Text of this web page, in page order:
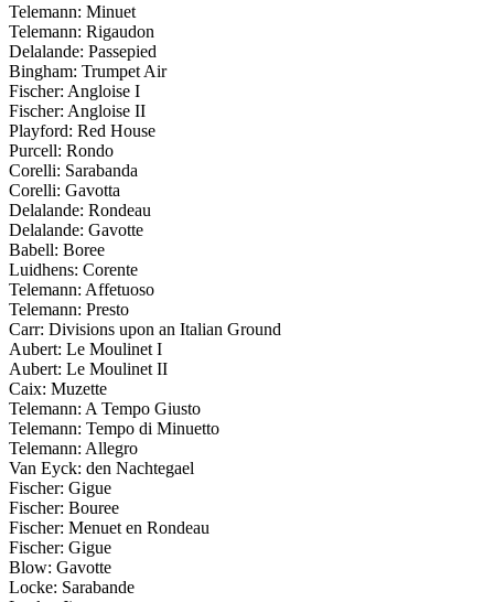
Telemann: Minuet
Telemann: Rigaudon
Delalande: Passepied
Bingham: Trumpet Air
Fischer: Angloise I
Fischer: Angloise II
Playford: Red House
Purcell: Rondo
Corelli: Sarabanda
Corelli: Gavotta
Delalande: Rondeau
Delalande: Gavotte
Babell: Boree
Luidhens: Corente
Telemann: Affetuoso
Telemann: Presto
Carr: Divisions upon an Italian Ground
Aubert: Le Moulinet I
Aubert: Le Moulinet II
Caix: Muzette
Telemann: A Tempo Giusto
Telemann: Tempo di Minuetto
Telemann: Allegro
Van Eyck: den Nachtegael
Fischer: Gigue
Fischer: Bouree
Fischer: Menuet en Rondeau
Fischer: Gigue
Blow: Gavotte
Locke: Sarabande